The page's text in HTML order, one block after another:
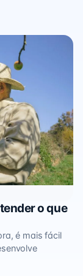
o que
é mais fácil